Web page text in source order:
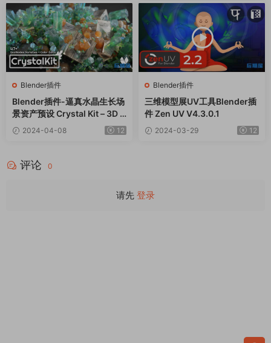
Blender插件
Blender插件-逼真水晶生长场
景资产预设 Crystal Kit – 3D A
sset Kit v1.2+使用教程
2024-04-08 12
Blender插件
三维模型展UV工具Blender插
件 Zen UV V4.3.0.1
2024-03-29 12
评论 0
请先 登录